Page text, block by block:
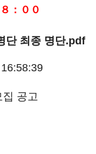
：００
단 최종 명단.pdf
공고